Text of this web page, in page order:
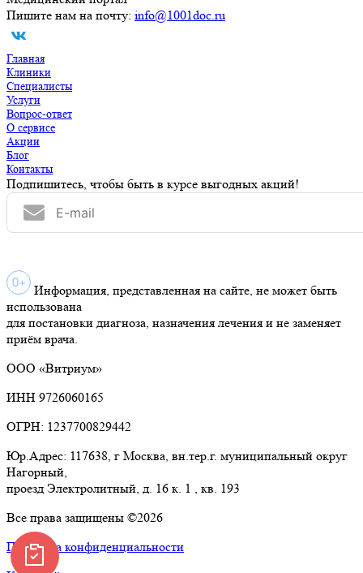
Пишите нам на почту: info@1001doc.ru
Главная
Клиники
Специалисты
Услуги
Вопрос-ответ
О сервисе
Акции
Блог
Контакты
Подпишитесь, чтобы быть в курсе выгодных акций!
Информация, представленная на сайте, не может быть
использована
для постановки диагноза, назначения лечения и не заменяет
приём врача.
ООО «Витриум»
ИНН 9726060165
ОГРН: 1237700829442
Юр.Адрес: 117638, г Москва, вн.тер.г. муниципальный округ
Нагорный,
проезд Электролитный, д. 16 к. 1 , кв. 193
Все права защищены ©2026
Политика конфиденциальности